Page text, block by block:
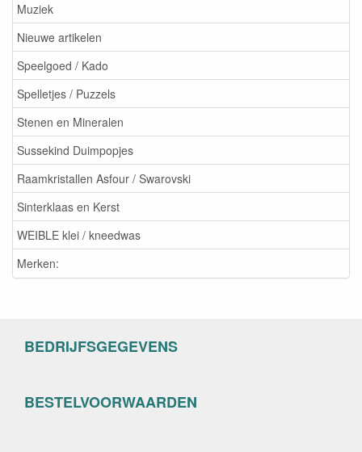
Muziek
Nieuwe artikelen
Speelgoed / Kado
Spelletjes / Puzzels
Stenen en Mineralen
Sussekind Duimpopjes
Raamkristallen Asfour / Swarovski
Sinterklaas en Kerst
WEIBLE klei / kneedwas
Merken:
BEDRIJFSGEGEVENS
BESTELVOORWAARDEN